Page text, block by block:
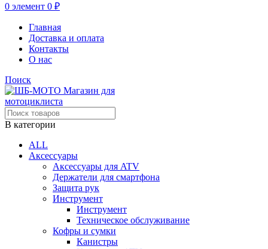
0 элемент 0 ₽
Главная
Доставка и оплата
Контакты
О нас
Поиск
В категории
ALL
Аксессуары
Аксессуары для ATV
Держатели для смартфона
Защита рук
Инструмент
Инструмент
Техническое обслуживание
Кофры и сумки
Канистры